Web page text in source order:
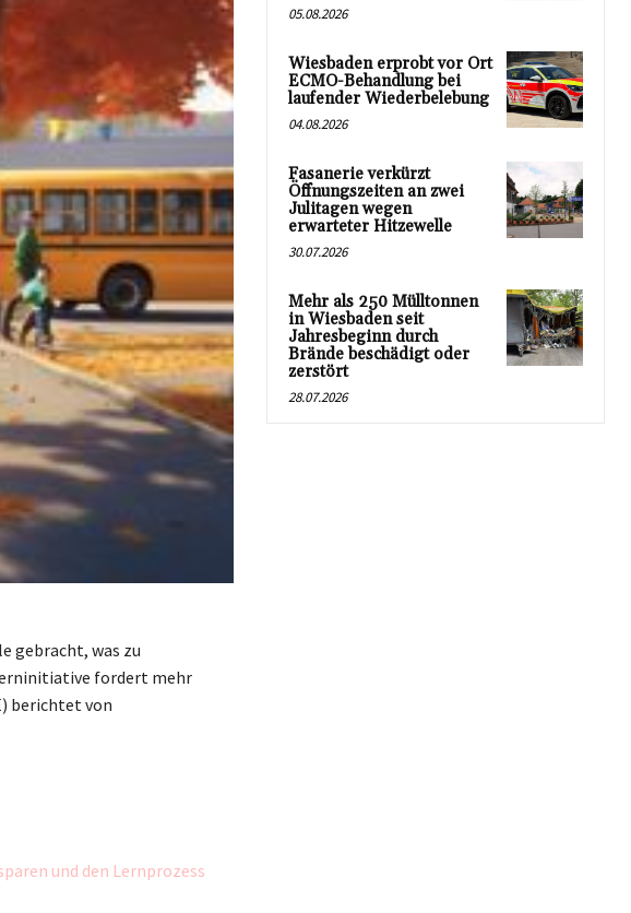
gebracht, was zu
fordert mehr
berichtet von
und den Lernprozess
05.08.2026
Wiesbaden erprobt vor Ort
ECMO-Behandlung bei
laufender Wiederbelebung
04.08.2026
Fasanerie verkürzt
Öffnungszeiten an zwei
Julitagen wegen
erwarteter Hitzewelle
30.07.2026
Mehr als 250 Mülltonnen
in Wiesbaden seit
Jahresbeginn durch
Brände beschädigt oder
zerstört
28.07.2026